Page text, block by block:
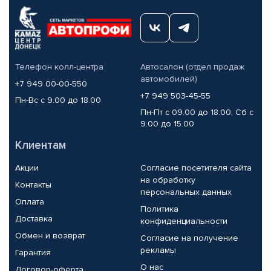
Телефон колл-центра
+7 949 00-00-550
Пн-Вс с 9.00 до 18.00
Автосалон (отдел продаж
автомобилей)
+7 949 503-45-55
Пн-Пт с 09.00 до 18.00, Сб с
9.00 до 15.00
Клиентам
Акции
Контакты
Оплата
Доставка
Обмен и возврат
Гарантия
Согласие посетителя сайта
на обработку
персональных данных
Политика
конфиденциальности
Согласие на получение
рекламы
О нас